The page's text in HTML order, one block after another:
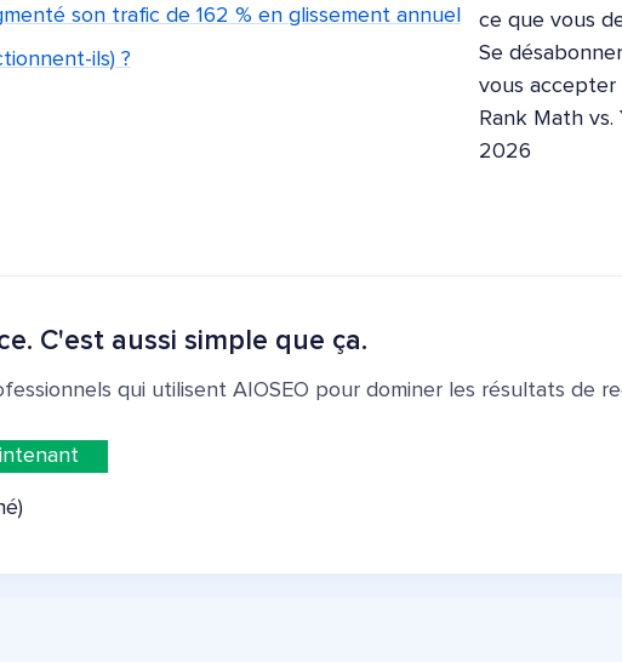
son trafic de 162 % en glissement annuel
ils) ?
ce que vous
Se
vous accepter
Rank Math
2026
C'est aussi simple que ça.
qui utilisent AIOSEO pour dominer les résultats de